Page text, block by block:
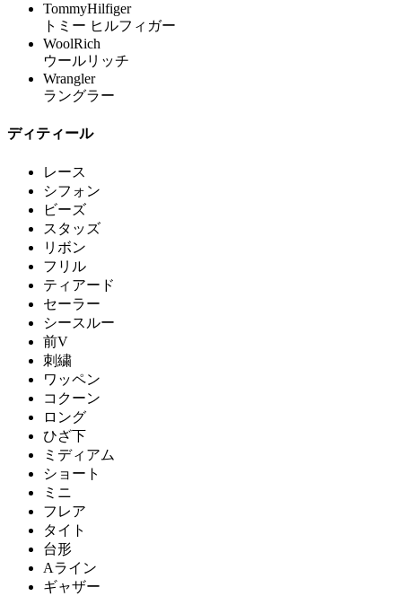
TommyHilfiger
トミー ヒルフィガー
WoolRich
ウールリッチ
Wrangler
ラングラー
ディティール
レース
シフォン
ビーズ
スタッズ
リボン
フリル
ティアード
セーラー
シースルー
前V
刺繍
ワッペン
コクーン
ロング
ひざ下
ミディアム
ショート
ミニ
フレア
タイト
台形
Aライン
ギャザー